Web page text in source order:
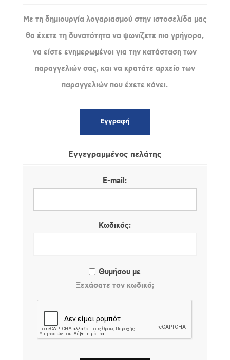
Με τη δημιουργία λογαριασμού στην ιστοσελίδα μας
θα έχετε τη δυνατότητα να ψωνίζετε πιο γρήγορα,
να είστε ενημερωμένοι για την κατάσταση των
παραγγελιών σας, και να κρατάτε αρχείο των
παραγγελιών που έχετε κάνει.
Εγγεγραμμένος πελάτης
E-mail:
Κωδικός:
Θυμήσου με
Ξεχάσατε τον κωδικό;